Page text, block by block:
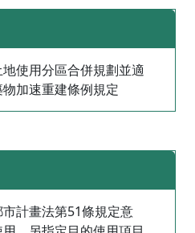
使用分區合併規劃並適
加速重建條例規定
計畫法第51條規定意